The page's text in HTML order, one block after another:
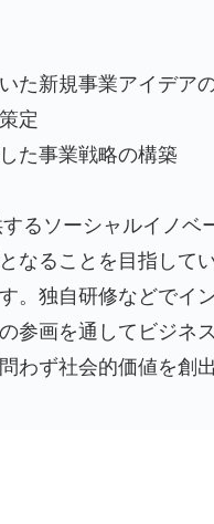
た新規事業アイデア
定
た事業戦略の構築
るソーシャルイノベ
なることを目指してい
。独自研修などでイ
参画を通してビジネ
わず社会的価値を創